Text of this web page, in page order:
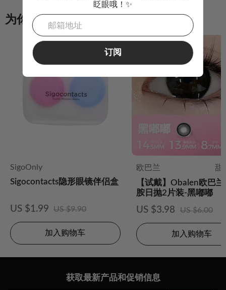
为你推荐
SigoOnly
Sigocontacts隐形眼镜伴侣盒
US $1.99 US $9.90
加入购物车
欧巴兰
甜
【试戴】Obalen欧巴
胺日抛2片装-黑嘟嘟
US $3.98 US $6.00
加入购物车
获取最新产品和促销信息
眨眼哦！✨
订阅